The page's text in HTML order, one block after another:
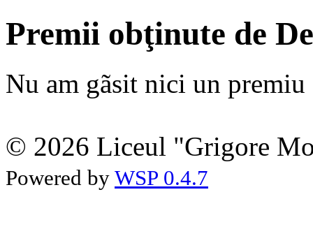
Premii obţinute de
Nu am gãsit nici un premiu
© 2026 Liceul "Grigore
Powered by WSP 0.4.7